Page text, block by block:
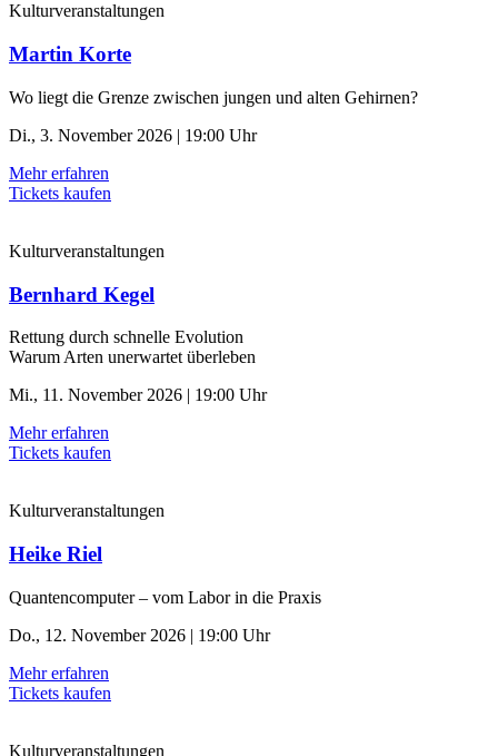
Kulturveranstaltungen
Martin Korte
Wo liegt die Grenze zwischen jungen und alten Gehirnen?
Di., 3. November 2026 | 19:00 Uhr
Mehr erfahren
Tickets kaufen
Kulturveranstaltungen
Bernhard Kegel
Rettung durch schnelle ­Evolution
Warum Arten unerwartet überleben
Mi., 11. November 2026 | 19:00 Uhr
Mehr erfahren
Tickets kaufen
Kulturveranstaltungen
Heike Riel
Quantencomputer – vom Labor in die Praxis
Do., 12. November 2026 | 19:00 Uhr
Mehr erfahren
Tickets kaufen
Kulturveranstaltungen